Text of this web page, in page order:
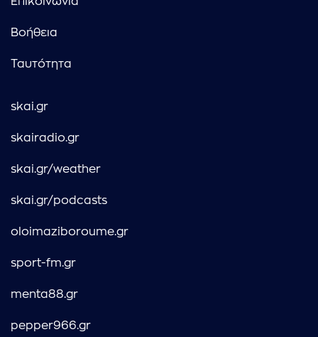
Βοήθεια
Ταυτότητα
skai.gr
skairadio.gr
skai.gr/weather
skai.gr/podcasts
oloimaziboroume.gr
sport-fm.gr
menta88.gr
pepper966.gr